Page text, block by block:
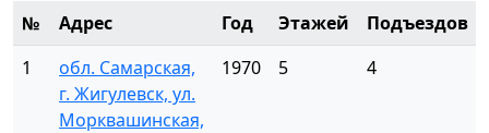
№ Адрес Год Этажей Подъездов
1
обл. Самарская,
г. Жигулевск, ул.
Морквашинская,
1970 5 4